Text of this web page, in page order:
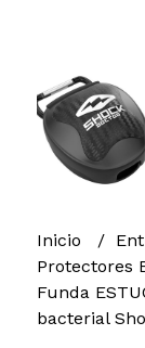
Inicio
Protectores
Funda
bacterial